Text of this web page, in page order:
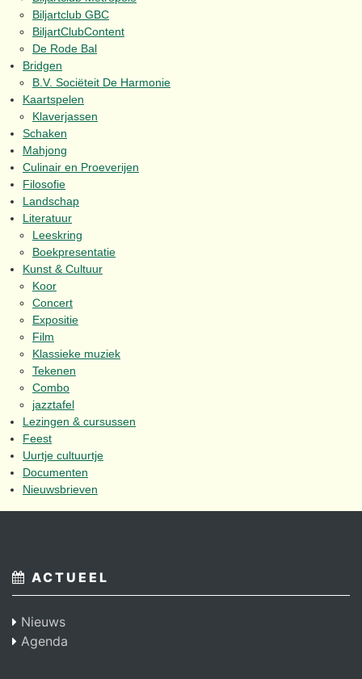
Biljartclub GBC
BiljartClubContent
De Rode Bal
Bridgen
B.V. Sociëteit De Harmonie
Kaartspelen
Klaverjassen
Schaken
Mahjong
Culinair en Proeverijen
Filosofie
Landschap
Literatuur
Leeskring
Boekpresentatie
Kunst & Cultuur
Koor
Concert
Expositie
Film
Klassieke muziek
Tekenen
Combo
jazztafel
Lezingen & cursussen
Feest
Uurtje cultuurtje
Documenten
Nieuwsbrieven
ACTUEEL
Nieuws
Agenda